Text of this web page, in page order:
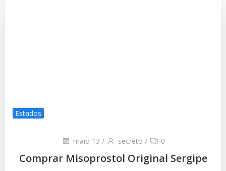
Estados
maio 13 / secreto / 0
Comprar Misoprostol Original Sergipe